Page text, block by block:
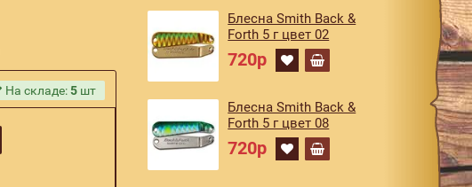
На складе:5 шт
Блесна Smith Back &
Forth 5 г цвет 02
720р
Блесна Smith Back &
Forth 5 г цвет 08
720р